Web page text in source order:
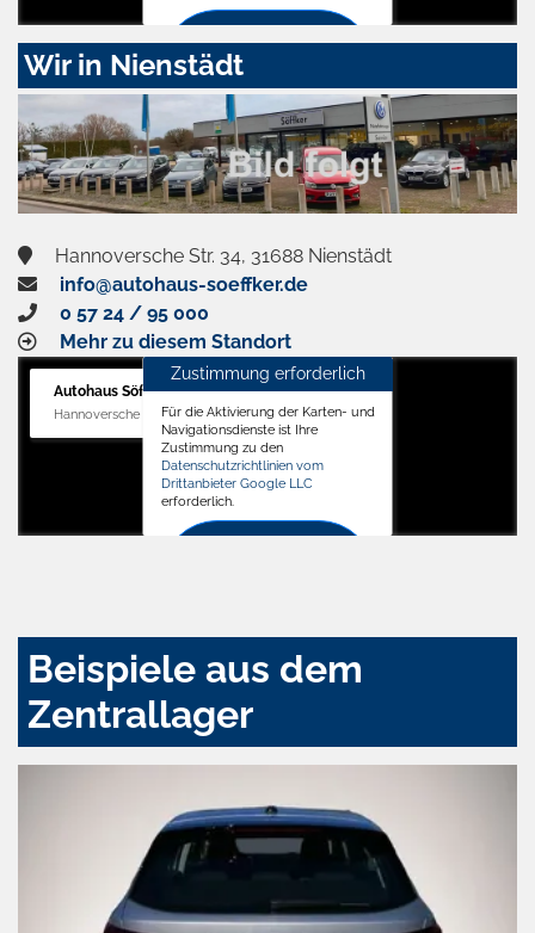
Zustimmen
aktivieren
Wir in Nienstädt
Hannoversche Str. 34, 31688 Nienstädt
info@autohaus-soeffker.de
0 57 24 / 95 000
Mehr zu diesem Standort
Autohaus Söffker GmbH
Hannoversche Str. 34, 31688 Nienstädt
Zustimmung erforderlich
Für die Aktivierung der Karten- und
Navigationsdienste ist Ihre
Zustimmung zu den
Datenschutzrichtlinien vom
Drittanbieter Google LLC
erforderlich.
Beispiele aus dem
Zentrallager